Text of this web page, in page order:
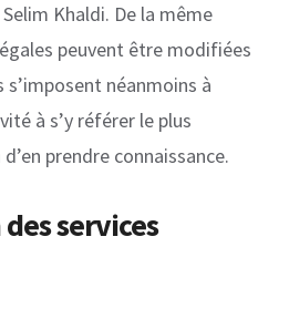
Khaldi. De la même
peuvent être modifiées
néanmoins à
à s’y référer le plus
prendre connaissance.
services